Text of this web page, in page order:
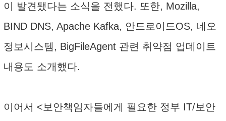
이 발견됐다는 소식을 전했다. 또한, Mozilla,
BIND DNS, Apache Kafka, 안드로이드OS, 네오
정보시스템, BigFileAgent 관련 취약점 업데이트
내용도 소개했다.
이어서 <보안책임자들에게 필요한 정부 IT/보안